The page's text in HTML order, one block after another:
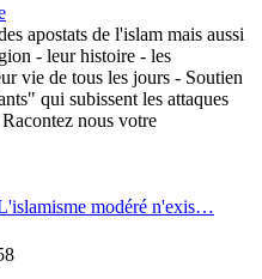
apostats de l'islam mais aussi
- leur histoire - les
vie de tous les jours - Soutien
qui subissent les attaques
nous votre
modéré n'exis…